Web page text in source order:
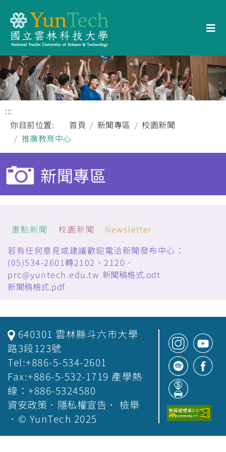
:::
你目前位置:
首頁 新聞專區
校園新聞
推廣教育中心
新聞專區
重點新聞 校園新聞
Newsletter
若有任何意見或建議歡迎電洽新聞發布中心：
(05)534-2601轉2102、2120．
prc@yuntech.edu.tw 新聞稿格式.odt
新聞稿格式.pdf
640301 雲林縣斗六市大學
路3段123號
Tel:+886-5-534-2601
Fax:+886-5-532-1719 產學熱
線：+886-5324580
資安政策 ． 隱私權宣告 ． 檢舉
．© YunTech 2025